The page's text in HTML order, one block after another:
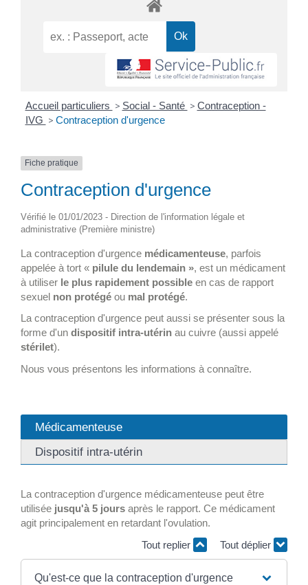
Accueil particuliers > Social - Santé > Contraception -
IVG > Contraception d'urgence
Fiche pratique
Contraception d'urgence
Vérifié le 01/01/2023 - Direction de l'information légale et
administrative (Première ministre)
La contraception d'urgence médicamenteuse, parfois
appelée à tort « pilule du lendemain », est un médicament
à utiliser le plus rapidement possible en cas de rapport
sexuel non protégé ou mal protégé.
La contraception d'urgence peut aussi se présenter sous la
forme d'un dispositif intra-utérin au cuivre (aussi appelé
stérilet).
Nous vous présentons les informations à connaître.
Médicamenteuse
Dispositif intra-utérin
La contraception d'urgence médicamenteuse peut être
utilisée jusqu'à 5 jours après le rapport. Ce médicament
agit principalement en retardant l'ovulation.
Tout replier
Tout déplier
Qu'est-ce que la contraception d'urgence